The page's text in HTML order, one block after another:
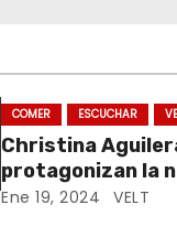
COMER ESCUCHAR
Christina
protagonizan la
de Just Eat
Ene 19, 2024 VELT